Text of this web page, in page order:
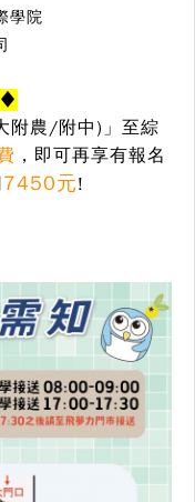
學院
附農/附中)」至綜
， 即可再享有報名
7450元!